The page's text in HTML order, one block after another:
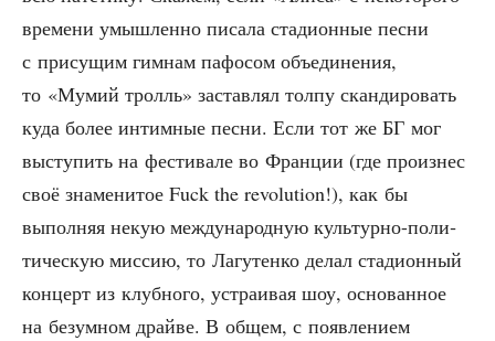
вре­ме­ни умыш­лен­но писа­ла ста­ди­он­ные пес­ни
с при­су­щим гим­нам пафо­сом объ­еди­не­ния,
то «Мумий тролль» застав­лял тол­пу скан­ди­ро­вать
куда более интим­ные пес­ни. Если тот же БГ мог
высту­пить на фести­ва­ле во Фран­ции (где про­из­нес
своё зна­ме­ни­тое Fuck the revolution!), как бы
выпол­няя некую меж­ду­на­род­ную куль­тур­но-поли­
ти­че­скую мис­сию, то Лагу­тен­ко делал ста­ди­он­ный
кон­церт из клуб­но­го, устра­и­вая шоу, осно­ван­ное
на безум­ном драй­ве. В общем, с появ­ле­ни­ем